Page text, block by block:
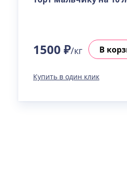
1500 ₽/кг В
Купить в один клик